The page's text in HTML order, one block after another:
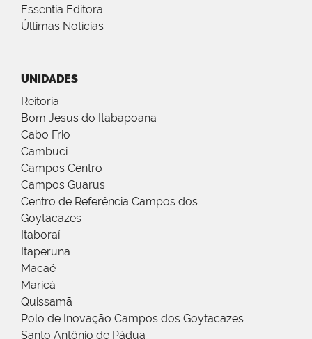
Essentia Editora
Últimas Notícias
UNIDADES
Reitoria
Bom Jesus do Itabapoana
Cabo Frio
Cambuci
Campos Centro
Campos Guarus
Centro de Referência Campos dos
Goytacazes
Itaboraí
Itaperuna
Macaé
Maricá
Quissamã
Polo de Inovação Campos dos Goytacazes
Santo Antônio de Pádua